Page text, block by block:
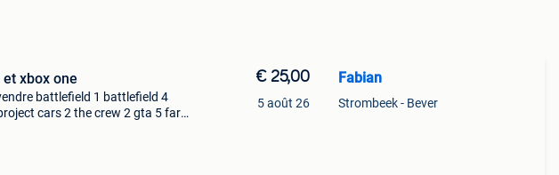
xbox one
battlefield 1 battlefield 4
cars 2 the crew 2 gta 5 far
€ 25,00
5 août 26
Fabian
Strombeek - Bever